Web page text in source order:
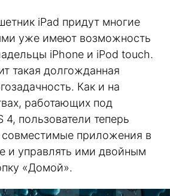
iPad придут многие
уже имеют возможность
iPhone и iPod touch.
такая долгожданная
Как и на
работающих под
4, пользователи теперь
совместимые приложения в
и управлять ими двойным
«Домой».